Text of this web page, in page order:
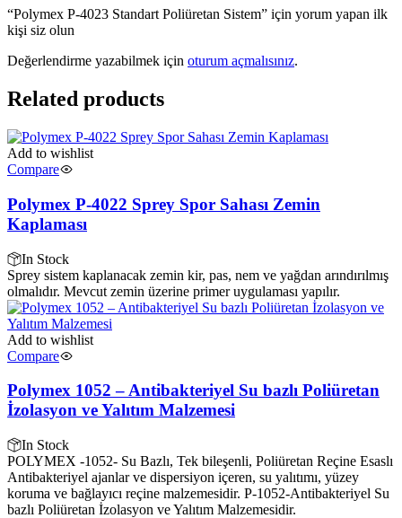
“Polymex P-4023 Standart Poliüretan Sistem” için yorum yapan ilk
kişi siz olun
Değerlendirme yazabilmek için oturum açmalısınız.
Related products
Add to wishlist
Compare
Polymex P-4022 Sprey Spor Sahası Zemin
Kaplaması
In Stock
Sprey sistem kaplanacak zemin kir, pas, nem ve yağdan arındırılmış
olmalıdır. Mevcut zemin üzerine primer uygulaması yapılır.
Add to wishlist
Compare
Polymex 1052 – Antibakteriyel Su bazlı Poliüretan
İzolasyon ve Yalıtım Malzemesi
In Stock
POLYMEX -1052- Su Bazlı, Tek bileşenli, Poliüretan Reçine Esaslı
Antibakteriyel ajanlar ve dispersiyon içeren, su yalıtımı, yüzey
koruma ve bağlayıcı reçine malzemesidir. P-1052-Antibakteriyel Su
bazlı Poliüretan İzolasyon ve Yalıtım Malzemesidir.